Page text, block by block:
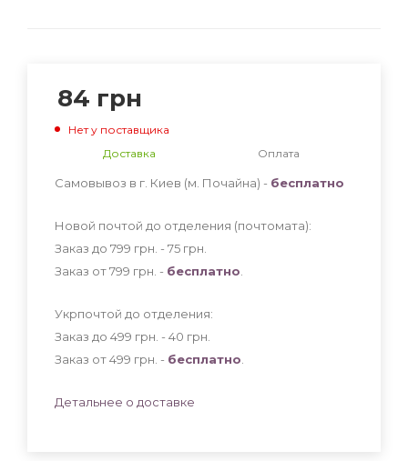
84 грн
Нет у поставщика
Доставка
Оплата
Самовывоз в г. Киев (м. Почайна) - бесплатно
Новой почтой до отделения (почтомата):
Заказ до 799 грн. - 75 грн
Заказ от 799 грн. - бесплатно
Укрпочтой до отделения:
Заказ до 499 грн. - 40 грн
Заказ от 499 грн. - бесплатно
Детальнее о доставке